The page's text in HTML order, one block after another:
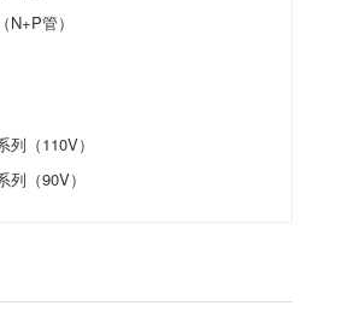
管）
（110V）
（90V）